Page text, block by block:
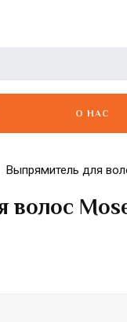
О НАС
Выпрямитель для
волос